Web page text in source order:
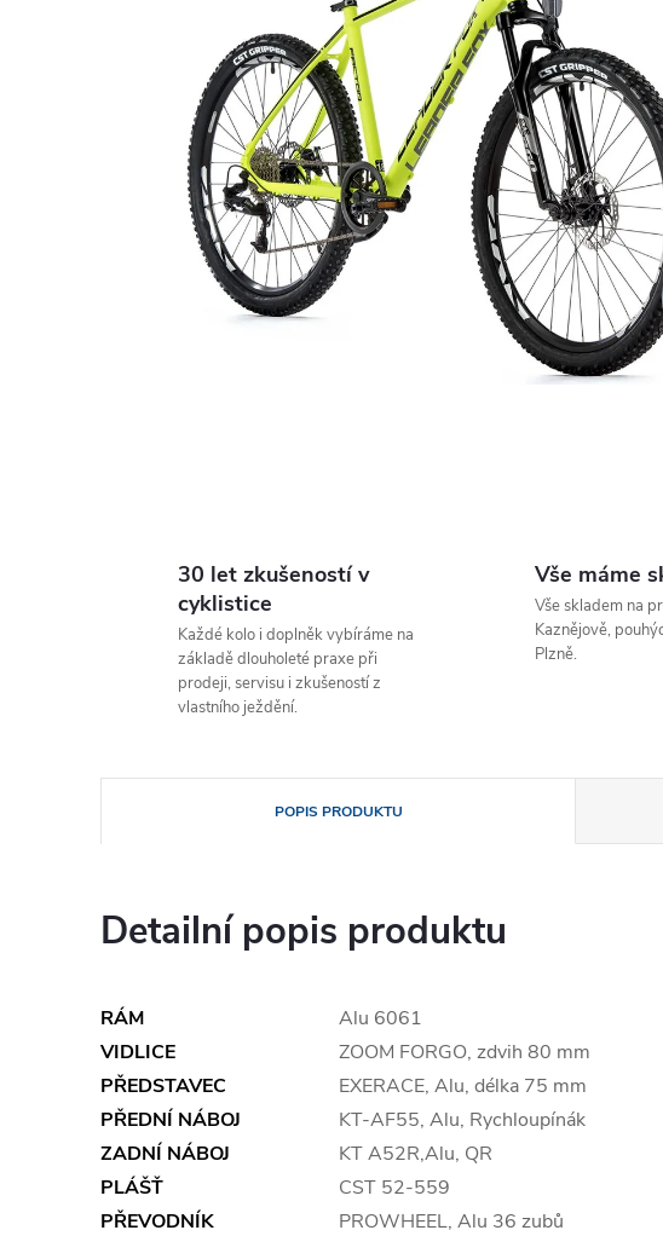
30 let zkušeností v
cyklistice
Každé kolo i doplněk vybíráme na
základě dlouholeté praxe při
prodeji, servisu i zkušeností z
vlastního ježdění.
Vše máme
Vše skladem na
Kaznějově,
Plzně.
POPIS PRODUKTU
Detailní popis produktu
RÁM
Alu 6061
VIDLICE
ZOOM FORGO, zdvih 80 mm
PŘEDSTAVEC
EXERACE, Alu, délka 75 mm
PŘEDNÍ NÁBOJ
KT-AF55, Alu, Rychloupínák
ZADNÍ NÁBOJ
KT A52R,Alu, QR
PLÁŠŤ
CST 52-559
PŘEVODNÍK
PROWHEEL, Alu 36 zubů